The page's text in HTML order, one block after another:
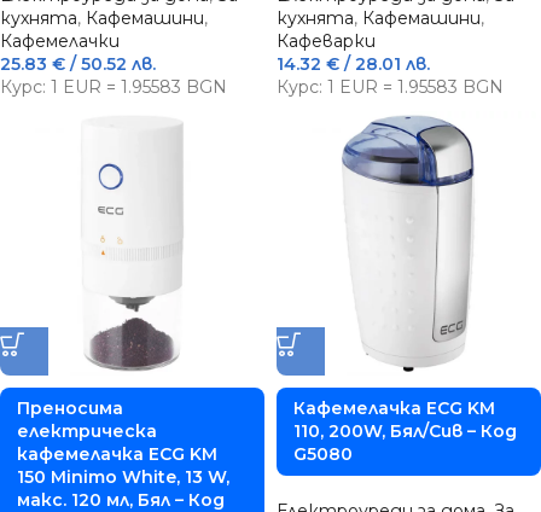
кухнята, Кафемашини,
Кафемелачки
25.83 € / 50.52 лв.
Курс: 1 EUR = 1.95583 BGN
кухнята, Кафемашини,
Кафеварки
14.32 € / 28.01 лв.
Курс: 1 EUR = 1.95583 BGN
Преносима
електрическа
кафемелачка ECG KM
150 Minimo White, 13 W,
макс. 120 мл, Бял – Код
Кафемелачка ECG KM
110, 200W, Бял/Сив – Код
G5080